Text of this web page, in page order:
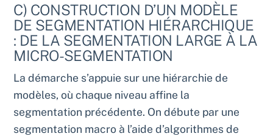
C) CONSTRUCTION D’UN MODÈLE
DE SEGMENTATION HIÉRARCHIQUE
: DE LA SEGMENTATION LARGE À LA
MICRO-SEGMENTATION
La démarche s’appuie sur une hiérarchie de
modèles, où chaque niveau affine la
segmentation précédente. On débute par une
segmentation macro à l’aide d’algorithmes de